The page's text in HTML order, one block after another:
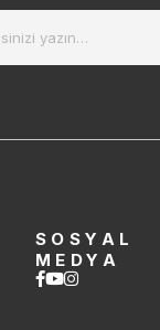
SOSYAL
MEDYA